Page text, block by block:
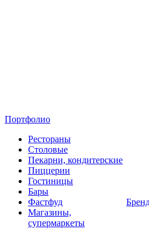
Портфолио
Рестораны
Столовые
Пекарни, кондитерские
Пиццерии
Гостиницы
Бары
Фастфуд
Магазины,
супермаркеты